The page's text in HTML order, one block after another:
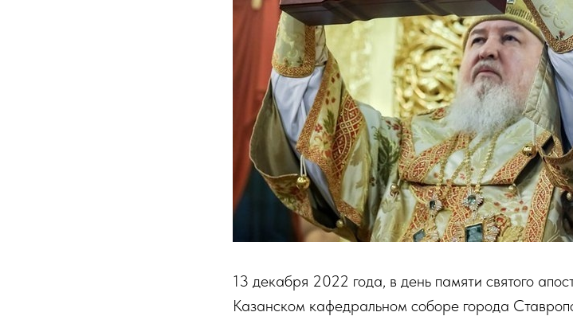
13 декабря 2022 года, в день памяти святого
Казанском кафедральном соборе города